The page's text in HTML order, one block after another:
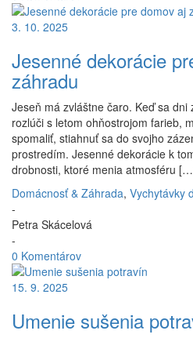
3. 10. 2025
Jesenné dekorácie
záhradu
Jeseň má zvláštne čaro. Keď sa
rozlúči s letom ohňostrojom farieb,
spomaliť, stiahnuť sa do svojho
prostredím. Jesenné dekorácie k
drobnosti, ktoré menia atmosféru
Domácnosť & Záhrada, Vychytávky
-
Petra Skácelová
-
0 Komentárov
15. 9. 2025
Umenie sušenia